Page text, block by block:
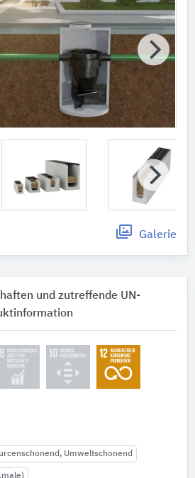
Galerie
und zutreffende UN-
Umweltschonend